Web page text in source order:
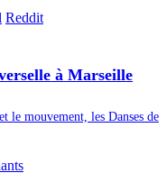
Reddit
à Marseille
le mouvement, les Danses de